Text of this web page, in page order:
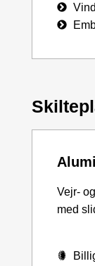
Vejr-
med